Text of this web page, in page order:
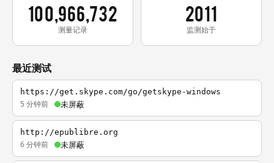
100,966,732
测量记录
2011
监测始于
最近测试
https://get.skype.com/go/getskype-windows
5 分钟前 未屏蔽
http://epublibre.org
6 分钟前 未屏蔽